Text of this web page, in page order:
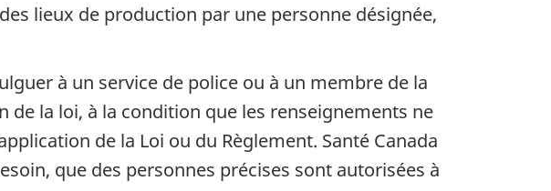
lieux de production par une personne désignée,
à un service de police ou à un membre de la
la loi, à la condition que les renseignements ne
de la Loi ou du Règlement. Santé Canada
que des personnes précises sont autorisées à